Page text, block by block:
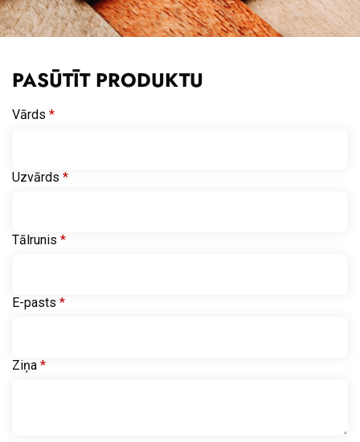
PASŪTĪT PRODUKTU
Vārds *
Uzvārds *
Tālrunis *
E-pasts *
Ziņa *